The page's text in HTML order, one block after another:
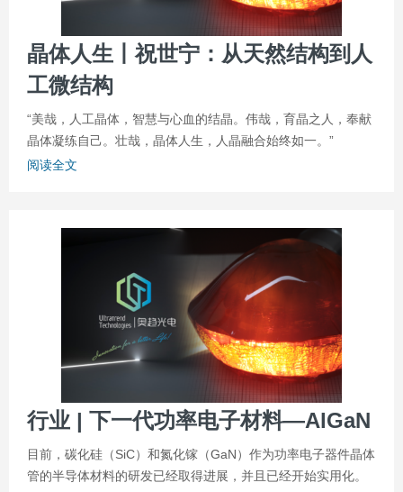
晶体人生丨祝世宁：从天然结构到人
工微结构
“美哉，人工晶体，智慧与心血的结晶。伟哉，育晶之人，奉献
晶体凝练自己。壮哉，晶体人生，人晶融合始终如一。”
阅读全文
行业 | 下一代功率电子材料—AlGaN
目前，碳化硅（SiC）和氮化镓（GaN）作为功率电子器件晶体
管的半导体材料的研发已经取得进展，并且已经开始实用化。